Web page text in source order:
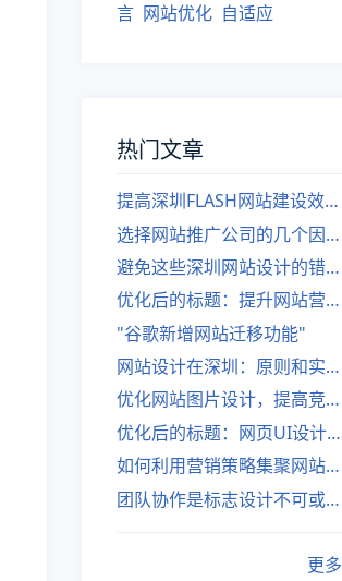
言 网站优化 自适应
热门文章
提高深圳FLASH网站建设效率的建议
选择网站推广公司的几个因素
避免这些深圳网站设计的错误
优化后的标题：提升网站营销绩效的策略
"谷歌新增网站迁移功能"
网站设计在深圳：原则和实践
优化网站图片设计，提高竞争力
优化后的标题：网页UI设计与APP UI设计应用软件
如何利用营销策略集聚网站流量
团队协作是标志设计不可或缺的一部分
更多